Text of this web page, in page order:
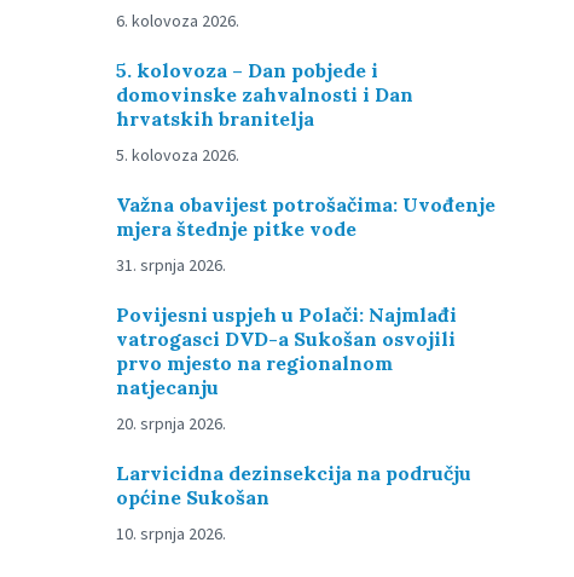
6. kolovoza 2026.
5. kolovoza – Dan pobjede i
domovinske zahvalnosti i Dan
hrvatskih branitelja
5. kolovoza 2026.
Važna obavijest potrošačima: Uvođenje
mjera štednje pitke vode
31. srpnja 2026.
Povijesni uspjeh u Polači: Najmlađi
vatrogasci DVD-a Sukošan osvojili
prvo mjesto na regionalnom
natjecanju
20. srpnja 2026.
Larvicidna dezinsekcija na području
općine Sukošan
10. srpnja 2026.